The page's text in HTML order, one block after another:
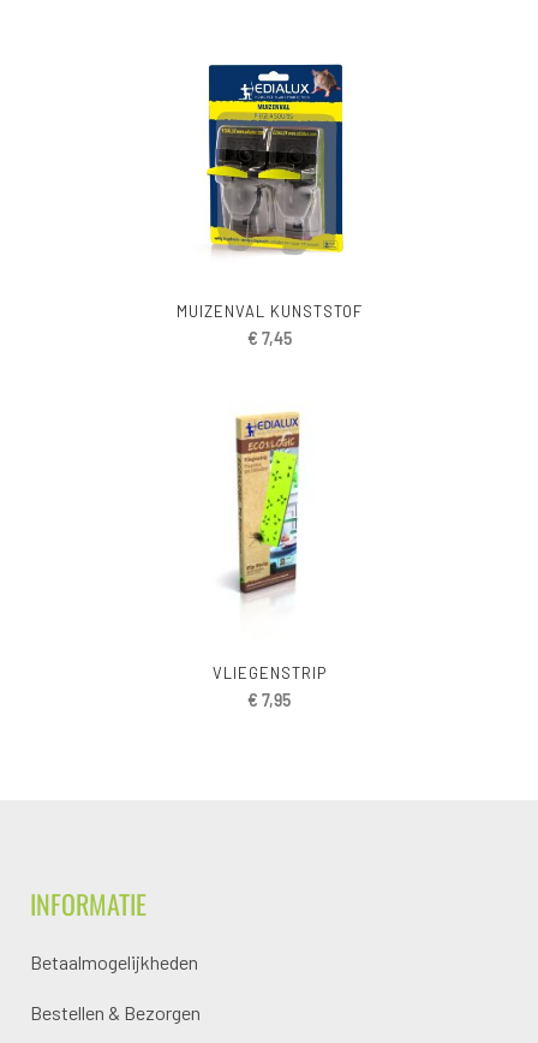
MUIZENVAL KUNSTSTOF
€ 7,45
VLIEGENSTRIP
€ 7,95
INFORMATIE
Betaalmogelijkheden
Bestellen & Bezorgen